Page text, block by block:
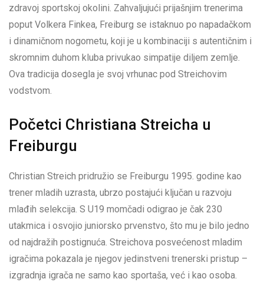
zdravoj sportskoj okolini. Zahvaljujući prijašnjim trenerima
poput Volkera Finkea, Freiburg se istaknuo po napadačkom
i dinamičnom nogometu, koji je u kombinaciji s autentičnim i
skromnim duhom kluba privukao simpatije diljem zemlje.
Ova tradicija dosegla je svoj vrhunac pod Streichovim
vodstvom.
Početci Christiana Streicha u
Freiburgu
Christian Streich pridružio se Freiburgu 1995. godine kao
trener mladih uzrasta, ubrzo postajući ključan u razvoju
mlađih selekcija. S U19 momčadi odigrao je čak 230
utakmica i osvojio juniorsko prvenstvo, što mu je bilo jedno
od najdražih postignuća. Streichova posvećenost mladim
igračima pokazala je njegov jedinstveni trenerski pristup –
izgradnja igrača ne samo kao sportaša, već i kao osoba.